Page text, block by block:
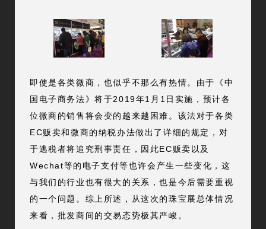
即使是各类微商，也似乎不那么有热情。由于《中
国电子商务法》将于2019年1月1日实施，预计各
位微商的销售将会变的越来越困难。该法对于各类
EC贩卖和微商的纳税办法做出了详细的规定，对
于逃税者将追究刑事责任，因此EC贩卖以及
Wechat等的电子支付等也许会产生一些变化，这
与我们的行业也有很大的关系，也是今后需要重视
的一个问题。综上所述，从这次的珠宝展总体情况
来看，批发商间的交易态势极其严峻。